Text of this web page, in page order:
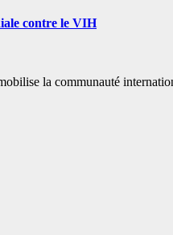
contre le VIH
la communauté